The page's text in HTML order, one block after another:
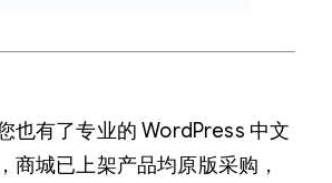
也有了专业的 WordPress 中文
商城已上架产品均原版采购，